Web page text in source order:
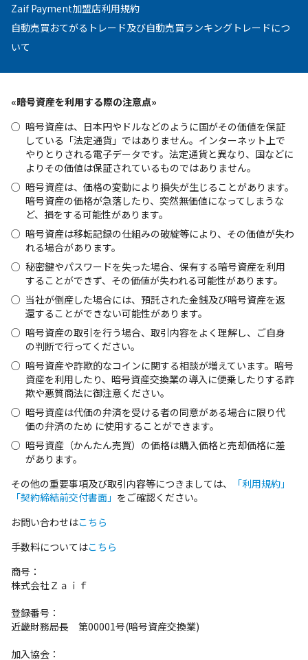
Zaif Payment加盟店利用規約
自動売買おてがるトレード及び自動売買ランキングトレードにつ
いて
«暗号資産を利用する際の注意点»
暗号資産は、日本円やドルなどのように国がその価値を保証
している「法定通貨」ではありません。インターネット上で
やりとりされる電子データです。法定通貨と異なり、国などに
よりその価値は保証されているものではありません。
暗号資産は、価格の変動により損失が生じることがあります。
暗号資産の価格が急落したり、突然無価値になってしまうな
ど、損をする可能性があります。
暗号資産は移転記録の仕組みの破綻等により、その価値が失わ
れる場合があります。
秘密鍵やパスワードを失った場合、保有する暗号資産を利用
することができず、その価値が失われる可能性があります。
当社が倒産した場合には、預託された金銭及び暗号資産を返
還することができない可能性があります。
暗号資産の取引を行う場合、取引内容をよく理解し、ご自身
の判断で行ってください。
暗号資産や詐欺的なコインに関する相談が増えています。暗号
資産を利用したり、暗号資産交換業の導入に便乗したりする詐
欺や悪質商法に御注意ください。
暗号資産は代価の弁済を受ける者の同意がある場合に限り代
価の弁済のため に使⽤することができます。
暗号資産（かんたん売買）の価格は購入価格と売却価格に差
があります。
その他の重要事項及び取引内容等につきましては、
「利用規約」
「契約締結前交付書面」 をご確認ください。
お問い合わせはこちら
手数料についてはこちら
商号：
株式会社Ｚａｉｆ
登録番号：
近畿財務局長 第00001号(暗号資産交換業)
加入協会：